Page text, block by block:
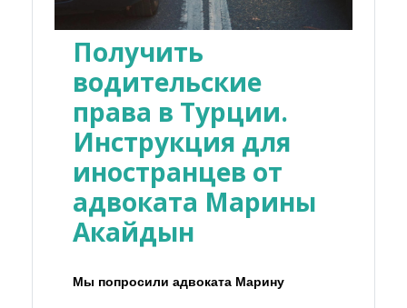
Получить
водительские
права в Турции.
Инструкция для
иностранцев от
адвоката Марины
Акайдын
Мы попросили адвоката Марину